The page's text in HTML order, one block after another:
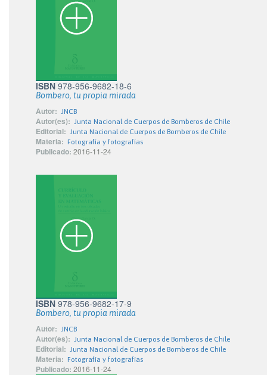
ISBN 978-956-9682-18-6
Bombero, tu propia mirada
Autor: JNCB
Autor(es): Junta Nacional de Cuerpos de Bomberos de Chile
Editorial: Junta Nacional de Cuerpos de Bomberos de Chile
Materia: Fotografía y fotografías
Publicado: 2016-11-24
ISBN 978-956-9682-17-9
Bombero, tu propia mirada
Autor: JNCB
Autor(es): Junta Nacional de Cuerpos de Bomberos de Chile
Editorial: Junta Nacional de Cuerpos de Bomberos de Chile
Materia: Fotografía y fotografías
Publicado: 2016-11-24